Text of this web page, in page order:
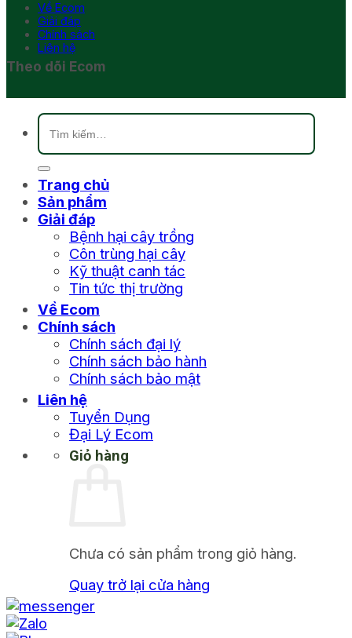
Về Ecom
Giải đáp
Chính sách
Liên hệ
Theo dõi Ecom
Tìm
kiếm:
Trang chủ
Sản phẩm
Giải đáp
Bệnh hại cây trồng
Côn trùng hại cây
Kỹ thuật canh tác
Tin tức thị trường
Về Ecom
Chính sách
Chính sách đại lý
Chính sách bảo hành
Chính sách bảo mật
Liên hệ
Tuyển Dụng
Đại Lý Ecom
Giỏ hàng
Chưa có sản phẩm trong giỏ hàng.
Quay trở lại cửa hàng